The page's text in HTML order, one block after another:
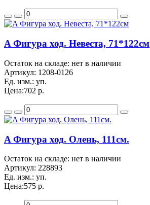
A Фигура ход. Невеста, 71*122см
Остаток на складе: нет в наличии
Артикул: 1208-0126
Ед. изм.: уп.
Цена:702 р.
A Фигура ход. Олень, 111см.
Остаток на складе: нет в наличии
Артикул: 228893
Ед. изм.: уп.
Цена:575 р.